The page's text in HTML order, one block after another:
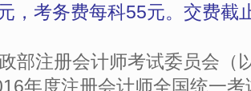
，考务费每科55元。交费截
部注册会计师考试委员会（
年度注册会计师全国统一